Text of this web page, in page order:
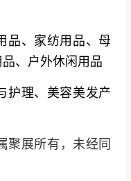
品、家纺用品、母
、户外休闲用品
护理、美容美发产
聚展所有，未经同